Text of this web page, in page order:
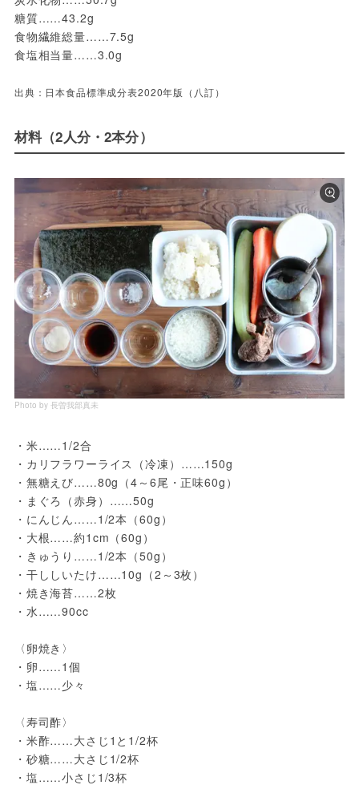
糖質……43.2g
食物繊維総量……7.5g
食塩相当量……3.0g
出典：日本食品標準成分表2020年版（八訂）
材料（2人分・2本分）
Photo by 長曽我部真未
・米……1/2合
・カリフラワーライス（冷凍）……150g
・無糖えび……80g（4～6尾・正味60g）
・まぐろ（赤身）……50g
・にんじん……1/2本（60g）
・大根……約1cm（60g）
・きゅうり……1/2本（50g）
・干ししいたけ……10g（2～3枚）
・焼き海苔……2枚
・水……90cc
〈卵焼き〉
・卵……1個
・塩……少々
〈寿司酢〉
・米酢……大さじ1と1/2杯
・砂糖……大さじ1/2杯
・塩……小さじ1/3杯